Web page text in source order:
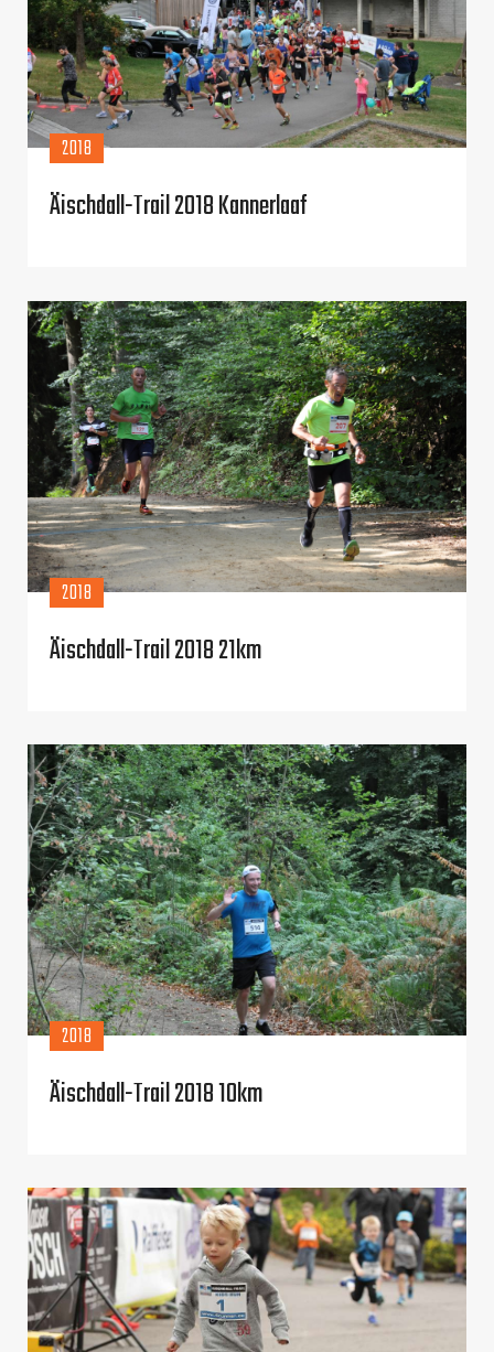
2018
Äischdall-Trail 2018 Kannerlaaf
2018
Äischdall-Trail 2018 21km
2018
Äischdall-Trail 2018 10km